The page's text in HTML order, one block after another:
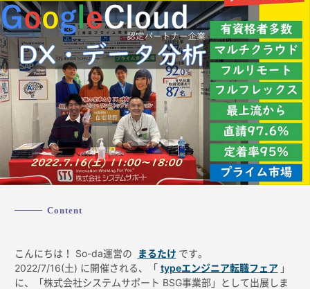
Content
こんにちは！ So-da運営の まるたけ です。
2022/7/16(土) に開催される、「 typeエンジニア転職フェア 」
に、「株式会社システムサポート BSG事業部」として出展しま